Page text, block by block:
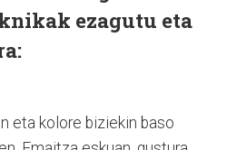
ezagutu eta
eta kolore biziekin baso